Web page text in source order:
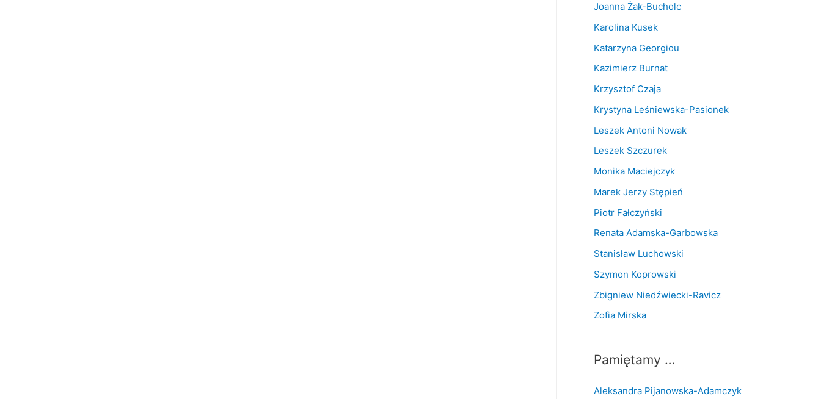
Joanna Żak-Bucholc
Karolina Kusek
Katarzyna Georgiou
Kazimierz Burnat
Krzysztof Czaja
Krystyna Leśniewska-Pasionek
Leszek Antoni Nowak
Leszek Szczurek
Monika Maciejczyk
Marek Jerzy Stępień
Piotr Fałczyński
Renata Adamska-Garbowska
Stanisław Luchowski
Szymon Koprowski
Zbigniew Niedźwiecki-Ravicz
Zofia Mirska
Pamiętamy …
Aleksandra Pijanowska-Adamczyk